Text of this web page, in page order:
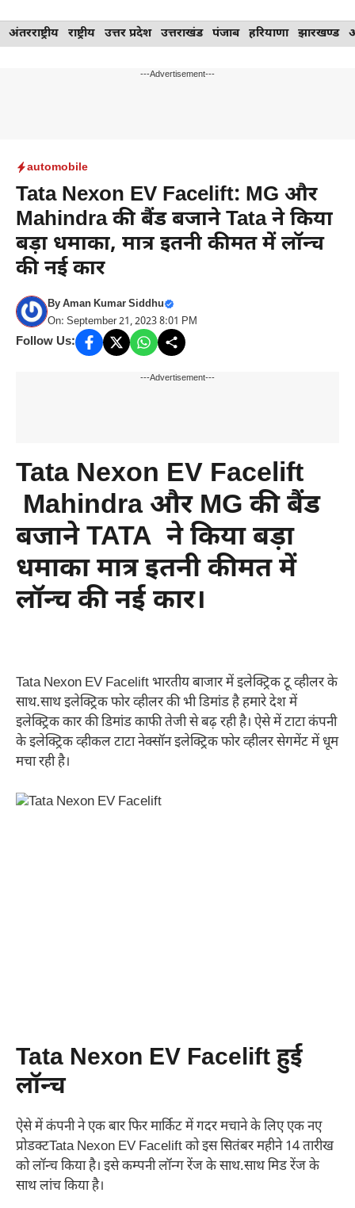
Skip
to
अंतरराष्ट्रीय राष्ट्रीय उत्तर प्रदेश उत्तराखंड पंजाब हरियाणा झारखण्ड
---Advertisement---
automobile
Tata Nexon EV Facelift: MG और
Mahindra की बैंड बजाने Tata ने किया
बड़ा धमाका, मात्र इतनी कीमत में लॉन्च
की नई कार
ByAman Kumar Siddhu
On: September 21, 2023 8:01 PM
Follow Us:
---Advertisement---
Tata Nexon EV Facelift
Mahindra और MG की बैंड
बजाने TATA ने किया बड़ा
धमाका मात्र इतनी कीमत में
लॉन्च की नई कार।
Tata Nexon EV Facelift भारतीय बाजार में इलेक्ट्रिक टू व्हीलर के
साथ.साथ इलेक्ट्रिक फोर व्हीलर की भी डिमांड है हमारे देश में
इलेक्ट्रिक कार की डिमांड काफी तेजी से बढ़ रही है। ऐसे में टाटा कंपनी
के इलेक्ट्रिक व्हीकल टाटा नेक्सॉन इलेक्ट्रिक फोर व्हीलर सेगमेंट में धूम
मचा रही है।
Tata Nexon EV Facelift हुई
लॉन्च
ऐसे में कंपनी ने एक बार फिर मार्किट में गदर मचाने के लिए एक नए
प्रोडक्टTata Nexon EV Facelift को इस सितंबर महीने 14 तारीख
को लॉन्च किया है। इसे कम्पनी लॉन्ग रेंज के साथ.साथ मिड रेंज के
साथ लांच किया है।